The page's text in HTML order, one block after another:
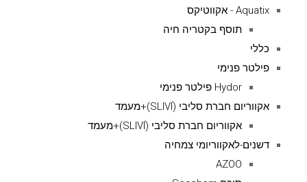
Aquatix - אקווטיקס
תוסף בקטריה חיה
כללי
פילטר פנימי
Hydor פילטר פנימי
אקווריום חברת סליבי (SLIVIׂׂ)+מעמד
אקווריום חברת סליבי (SLIVIׂׂ)+מעמד
דשנים-לאקווריומי צמחיה
AZOO